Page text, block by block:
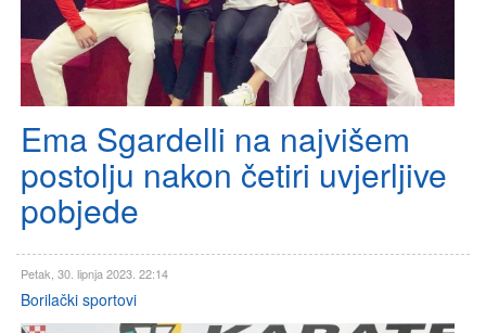
Ema Sgardelli na najvišem
postolju nakon četiri uvjerljive
pobjede
Petak, 30. lipnja 2023. 22:14
Borilački sportovi